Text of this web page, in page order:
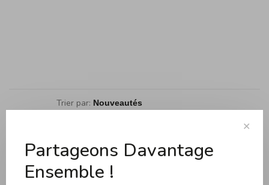
Trier par:
Cuisson
✕
Partageons Davantage
Ensemble !